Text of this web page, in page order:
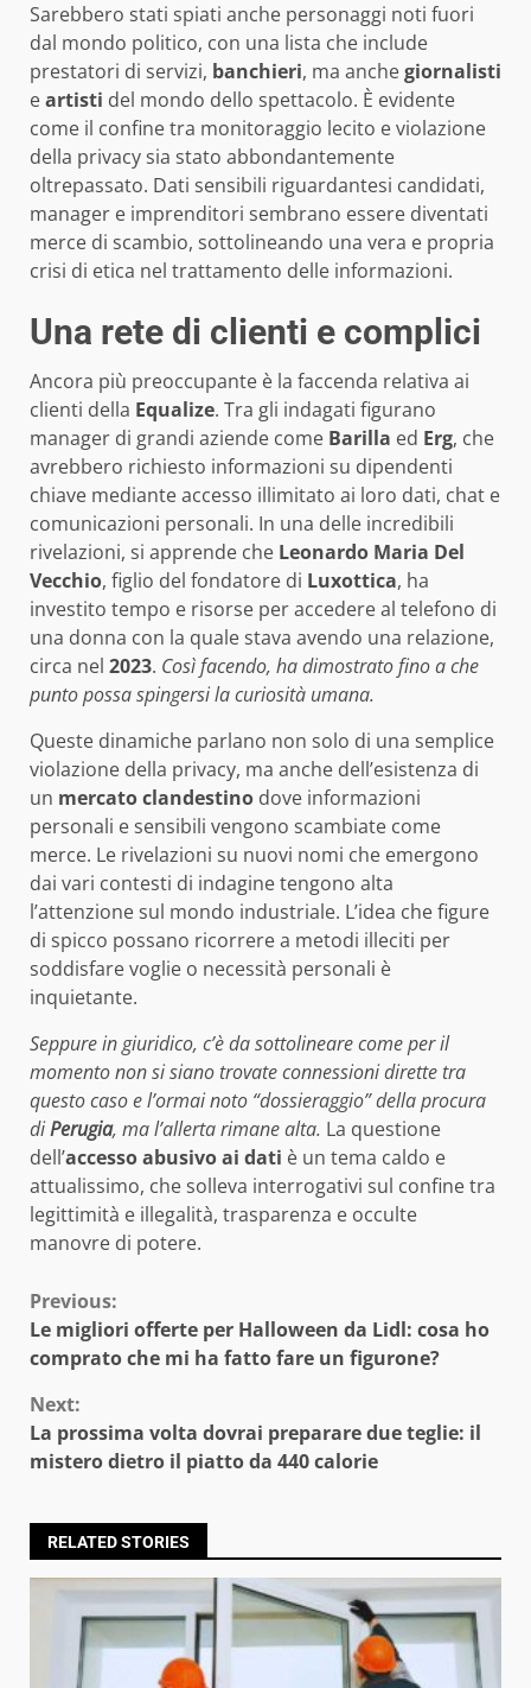
Sarebbero stati spiati anche personaggi noti fuori
dal mondo politico, con una lista che include
prestatori di servizi, banchieri, ma anchegiornalisti
eartisti del mondo dello spettacolo. È evidente
come il confine tra monitoraggio lecito e violazione
della privacy sia stato abbondantemente
oltrepassato. Dati sensibili riguardantesi candidati,
manager e imprenditori sembrano essere diventati
merce di scambio, sottolineando una vera e propria
crisi di etica nel trattamento delle informazioni.
Una rete di clienti e complici
Ancora più preoccupante è la faccenda relativa ai
clienti della Equalize. Tra gli indagati figurano
manager di grandi aziende come Barilla ed Erg, che
avrebbero richiesto informazioni su dipendenti
chiave mediante accesso illimitato ai loro dati, chat e
comunicazioni personali. In una delle incredibili
rivelazioni, si apprende che Leonardo Maria Del
Vecchio, figlio del fondatore di Luxottica, ha
investito tempo e risorse per accedere al telefono di
una donna con la quale stava avendo una relazione,
circa nel 2023. Così facendo, ha dimostrato fino a che
punto possa spingersi la curiosità umana.
Queste dinamiche parlano non solo di una semplice
violazione della privacy, ma anche dell’esistenza di
un mercato clandestino dove informazioni
personali e sensibili vengono scambiate come
merce. Le rivelazioni su nuovi nomi che emergono
dai vari contesti di indagine tengono alta
l’attenzione sul mondo industriale. L’idea che figure
di spicco possano ricorrere a metodi illeciti per
soddisfare voglie o necessità personali è
inquietante.
Seppure in giuridico, c’è da sottolineare come per il
momento non si siano trovate connessioni dirette tra
questo caso e l’ormai noto “dossieraggio” della procura
diPerugia, ma l’allerta rimane alta. La questione
dell’accesso abusivo ai dati è un tema caldo e
attualissimo, che solleva interrogativi sul confine tra
legittimità e illegalità, trasparenza e occulte
manovre di potere.
Continue
Reading
Previous:
Le migliori offerte per Halloween da Lidl: cosa ho
comprato che mi ha fatto fare un figurone?
Next:
La prossima volta dovrai preparare due teglie: il
mistero dietro il piatto da 440 calorie
RELATED STORIES